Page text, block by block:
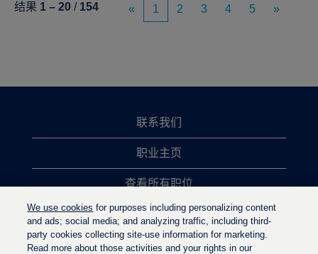
结果 1 – 20 / 154 « 1 2 3 4 5 »
联系我们
职业主页
查看所有职位
热门职位搜索
隐私政策
We use cookies for purposes including personalizing content
and ads; social media; and analyzing traffic, including third-
party cookies collecting site-use information for marketing.
Read more about those activities and your rights in our